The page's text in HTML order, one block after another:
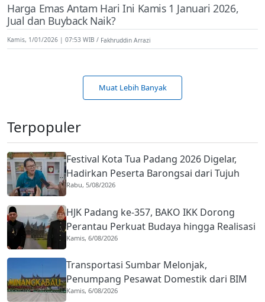
Harga Emas Antam Hari Ini Kamis 1 Januari 2026,
Jual dan Buyback Naik?
Kamis, 1/01/2026 | 07:53 WIB Fakhruddin Arrazi
Muat Lebih Banyak
Terpopuler
Festival Kota Tua Padang 2026 Digelar,
Hadirkan Peserta Barongsai dari Tujuh
Negara
Rabu, 5/08/2026
HJK Padang ke-357, BAKO IKK Dorong
Perantau Perkuat Budaya hingga Realisasi
Kota Gastronomi
Kamis, 6/08/2026
Transportasi Sumbar Melonjak,
Penumpang Pesawat Domestik dari BIM
Naik Hampir 33 Persen
Kamis, 6/08/2026